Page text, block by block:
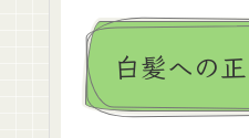
白髪への